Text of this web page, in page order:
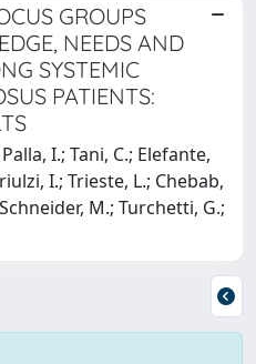
GROUPS
NEEDS AND
SYSTEMIC
PATIENTS:
I.; Tani, C.; Elefante,
I.; Trieste, L.; Chebab,
M.; Turchetti, G.;